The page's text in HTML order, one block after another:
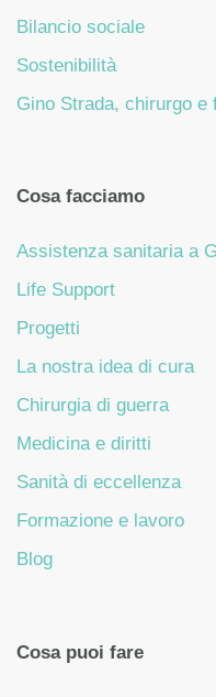
Bilancio sociale
Sostenibilità
Gino Strada, chirurgo e
Cosa facciamo
Assistenza sanitaria a
Life Support
Progetti
La nostra idea di cura
Chirurgia di guerra
Medicina e diritti
Sanità di eccellenza
Formazione e lavoro
Blog
Cosa puoi fare